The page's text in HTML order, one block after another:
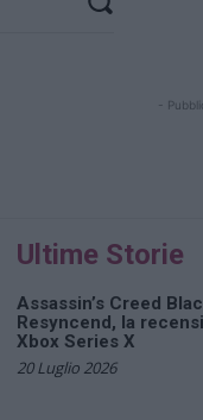
-
Ultime Storie
Assassin’s Creed
Resyncend, la
Xbox Series X
20 Luglio 2026